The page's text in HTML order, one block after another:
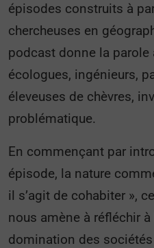
épisodes construits à
chercheuses en
podcast donne la parole
écologues, ingénieurs,
éleveuses de chèvres,
problématique.
En commençant par
épisode, la nature
il s’agit de cohabiter »,
nous amène à réfléchir à
domination des